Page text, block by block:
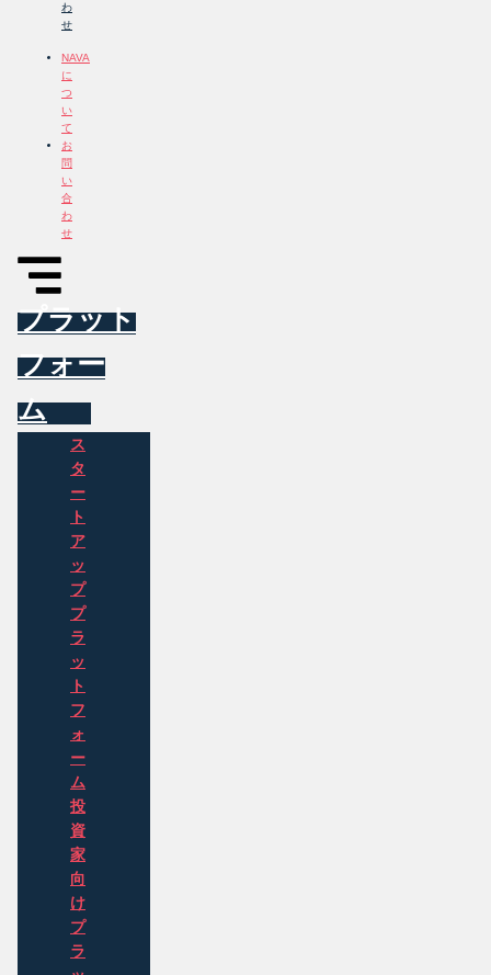
わ
せ
NAVA
に
つ
い
て
お
問
い
合
わ
せ
プラット
フォー
ム
ス
タ
ー
ト
ア
ッ
プ
プ
ラ
ッ
ト
フ
ォ
ー
ム
投
資
家
向
け
プ
ラ